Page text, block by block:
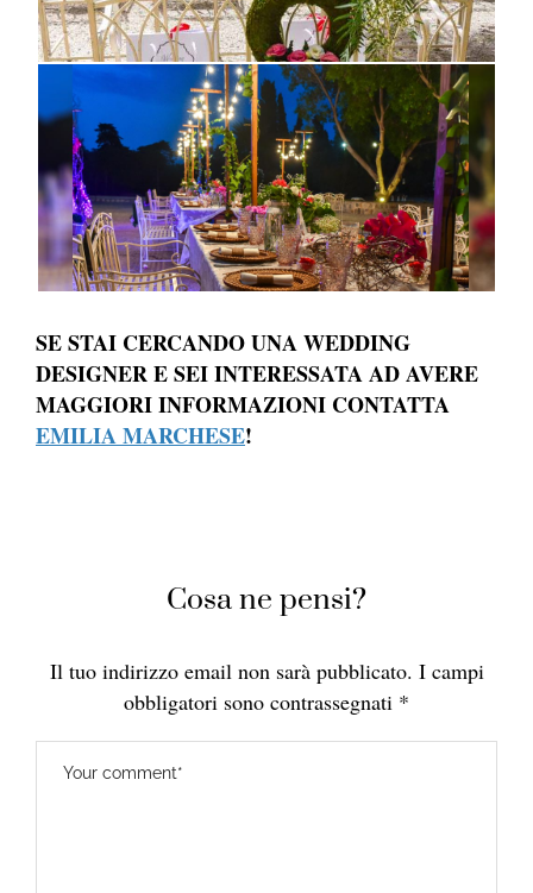
SE STAI CERCANDO UNA WEDDING
DESIGNER E SEI INTERESSATA AD AVERE
MAGGIORI INFORMAZIONI CONTATTA
EMILIA MARCHESE!
Cosa ne pensi?
Il tuo indirizzo email non sarà pubblicato. I campi
obbligatori sono contrassegnati *